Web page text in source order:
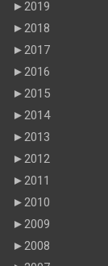
►2019
►2018
►2017
►2016
►2015
►2014
►2013
►2012
►2011
►2010
►2009
►2008